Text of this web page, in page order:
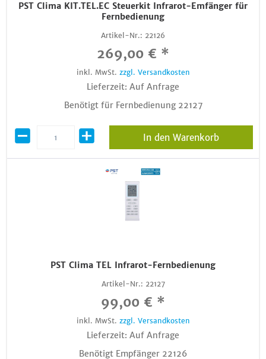
PST Clima KIT.TEL.EC Steuerkit Infrarot-Emfänger für
Fernbedienung
Artikel-Nr.: 22126
269,00 € *
inkl. MwSt. zzgl. Versandkosten
Lieferzeit: Auf Anfrage
Benötigt für Fernbedienung 22127
In den Warenkorb
PST Clima TEL Infrarot-Fernbedienung
Artikel-Nr.: 22127
99,00 € *
inkl. MwSt. zzgl. Versandkosten
Lieferzeit: Auf Anfrage
Benötigt Empfänger 22126